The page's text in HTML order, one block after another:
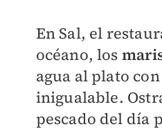
En Sal, el
océano, los
agua al plato
inigualable.
pescado del día